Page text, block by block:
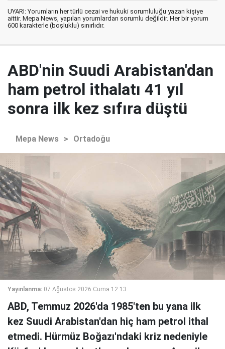
UYARI: Yorumların her türlü cezai ve hukuki sorumluluğu yazan kişiye
aittir. Mepa News, yapılan yorumlardan sorumlu değildir. Her bir yorum
600 karakterle (boşluklu) sınırlıdır.
ABD'nin Suudi Arabistan'dan
ham petrol ithalatı 41 yıl
sonra ilk kez sıfıra düştü
Mepa News > Ortadoğu
Yayınlanma: 07 Ağustos 2026 Cuma 12:13
ABD, Temmuz 2026'da 1985'ten bu yana ilk
kez Suudi Arabistan'dan hiç ham petrol ithal
etmedi. Hürmüz Boğazı'ndaki kriz nedeniyle